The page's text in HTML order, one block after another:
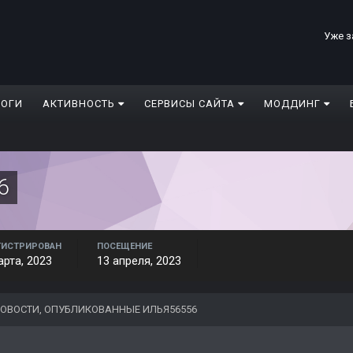
Уже
АКТИВНОСТЬ СЕРВИСЫ САЙТА МОДДИНГ
2023
ПОСЕЩЕНИЕ
13 апреля, 2023
ОПУБЛИКОВАННЫЕ ИЛЬЯ56556